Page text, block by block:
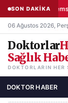
SON DAKİKA
06 Ağustos 2026,
Doktorlar
Sağlık
DOKTORLARIN HER
DOKTOR HABER